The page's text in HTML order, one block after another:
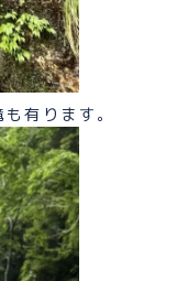
有ります。